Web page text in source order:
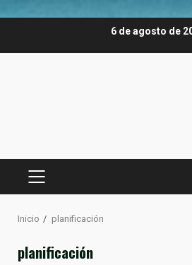
6 de agosto de
MENÚ
Inicio planificación
planificación